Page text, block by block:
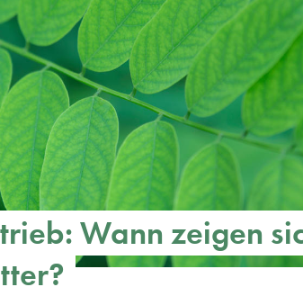
Wann zeigen